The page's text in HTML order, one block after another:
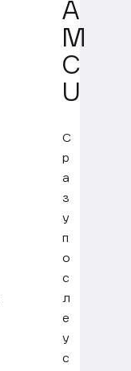
A
M
C
U
С
р
а
з
у
п
о
с
л
е
у
с